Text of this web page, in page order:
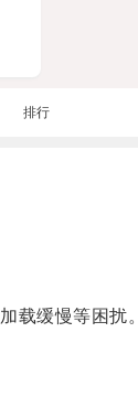
排行
载缓慢等困扰。